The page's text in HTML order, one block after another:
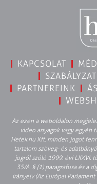
KAPCSOLAT
PARTNEREINK
Az ezen a weboldalon
video anyagok vagy egyéb
Hetek.hu Kft. minden jogot
tartalom szöveg- és
jogról szóló 1999. évi
35/A. § (1) paragrafusa és a
irányelv (Az Európai